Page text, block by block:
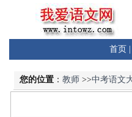
首页
您的位置 ： 教师 >>中考语文